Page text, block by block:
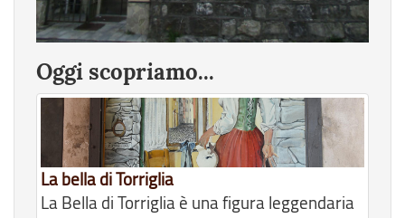
Oggi scopriamo...
La bella di Torriglia
La Bella di Torriglia è una figura leggendaria